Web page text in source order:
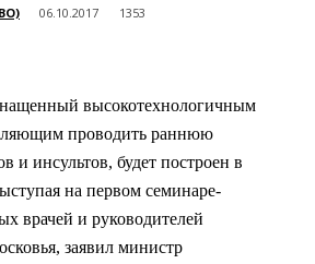
06.10.2017 1353
высокотехнологичным
проводить раннюю
и инсультов, будет построен в
на первом семинаре-
врачей и руководителей
заявил министр